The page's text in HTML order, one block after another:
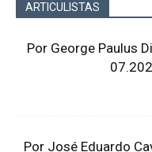
ARTICULISTAS
Por George Paulus
Por José Eduardo